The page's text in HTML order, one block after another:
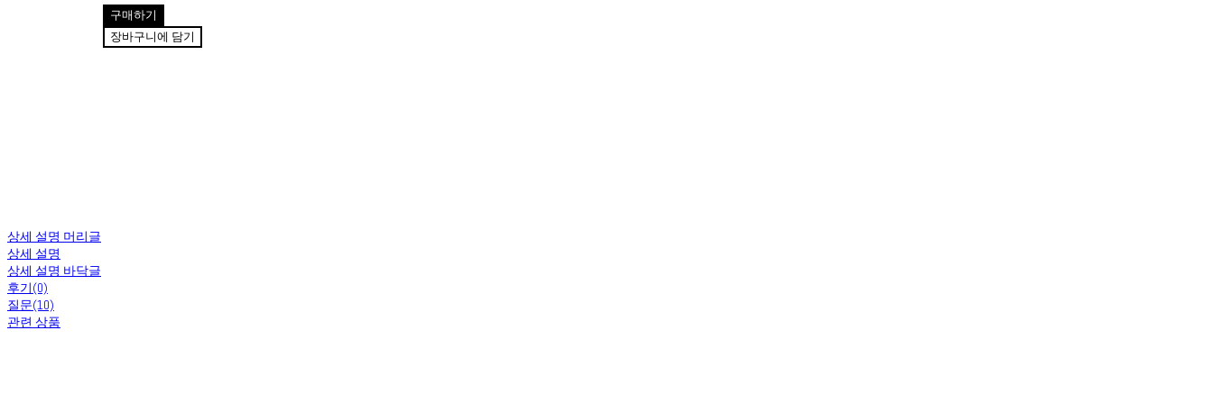
구매하기
장바구니에 담기
상세 설명 머리글
상세 설명
상세 설명 바닥글
후기(0)
질문(10)
관련 상품